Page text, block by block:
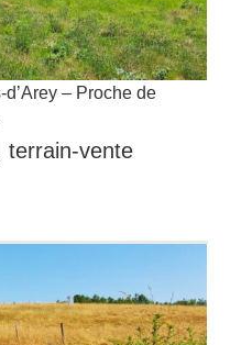
– Proche de
terrain-vente